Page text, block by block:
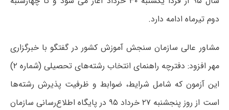
دوم تیرماه ادامه دارد.
مشاور عالی سازمان سنجش آموزش کشور در گفتگو با خبرگزاری
مهر افزود: دفترچه راهنمای انتخاب رشته‌های تحصیلی (شماره ۲)
این آزمون که شامل شرایط، ضوابط و ظرفیت پذیرش رشته‌ها
است از روز پنجشنبه ۲۷ خرداد ۹۵ در پایگاه اطلاع‌رسانی سازمان